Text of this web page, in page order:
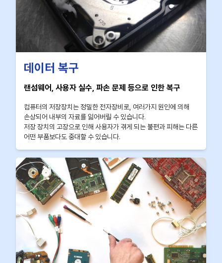
데이터 복구
랜섬웨어, 사용자 실수, 파손 문제 등으로 인한 복구
컴퓨터의 저장장치는 정밀한 전자장비로, 여러가지 원인에 의해
손상되어 내부의 자료를 잃어버릴 수 있습니다.
저장 장치의 고장으로 인해 사용자가 겪게 되는 불편과 피해는 다른
어떤 부품보다도 중대할 수 있습니다.